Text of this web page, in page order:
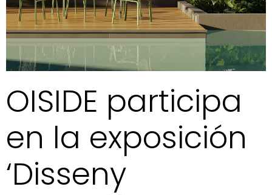
OISIDE participa
en la exposición
‘Disseny